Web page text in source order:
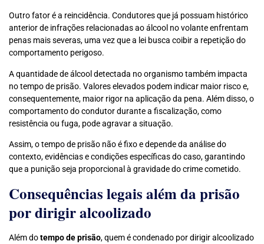
Outro fator é a reincidência. Condutores que já possuam histórico
anterior de infrações relacionadas ao álcool no volante enfrentam
penas mais severas, uma vez que a lei busca coibir a repetição do
comportamento perigoso.
A quantidade de álcool detectada no organismo também impacta
no tempo de prisão. Valores elevados podem indicar maior risco e,
consequentemente, maior rigor na aplicação da pena. Além disso, o
comportamento do condutor durante a fiscalização, como
resistência ou fuga, pode agravar a situação.
Assim, o tempo de prisão não é fixo e depende da análise do
contexto, evidências e condições específicas do caso, garantindo
que a punição seja proporcional à gravidade do crime cometido.
Consequências legais além da prisão
por dirigir alcoolizado
Além dotempo de prisão, quem é condenado por dirigir alcoolizado